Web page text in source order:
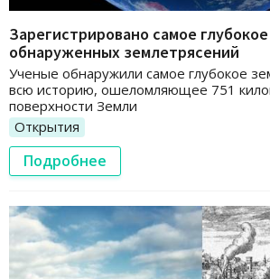
Зарегистрировано самое
обнаруженных землетрясений
Ученые обнаружили самое глубокое
всю историю, ошеломляющее 751
поверхности Земли
Открытия
Подробнее